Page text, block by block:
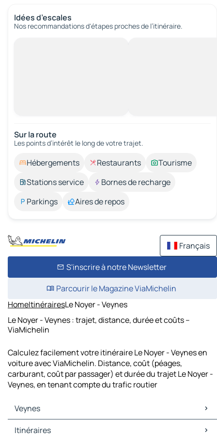
Idées d’escales
Nos recommandations d'étapes proches de l’itinéraire.
Sur la route
Les points d’intérêt le long de votre trajet.
Hébergements Restaurants
Tourisme
Stations service
Bornes de recharge
Parkings
Aires de repos
Français
S'inscrire à notre Newsletter
Parcourir le Magazine ViaMichelin
HomeItinérairesLe Noyer - Veynes
Le Noyer - Veynes : trajet, distance, durée et coûts –
ViaMichelin
Calculez facilement votre itinéraire Le Noyer - Veynes en
voiture avec ViaMichelin. Distance, coût (péages,
carburant, coût par passager) et durée du trajet Le Noyer -
Veynes, en tenant compte du trafic routier
Veynes
Veynes Cartes et plans
Itinéraires